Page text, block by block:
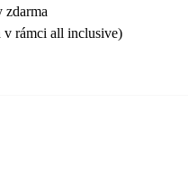
zdarma
v rámci all inclusive)